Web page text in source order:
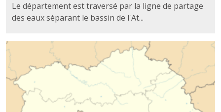
Le département est traversé par la ligne de partage
des eaux séparant le bassin de l'At...